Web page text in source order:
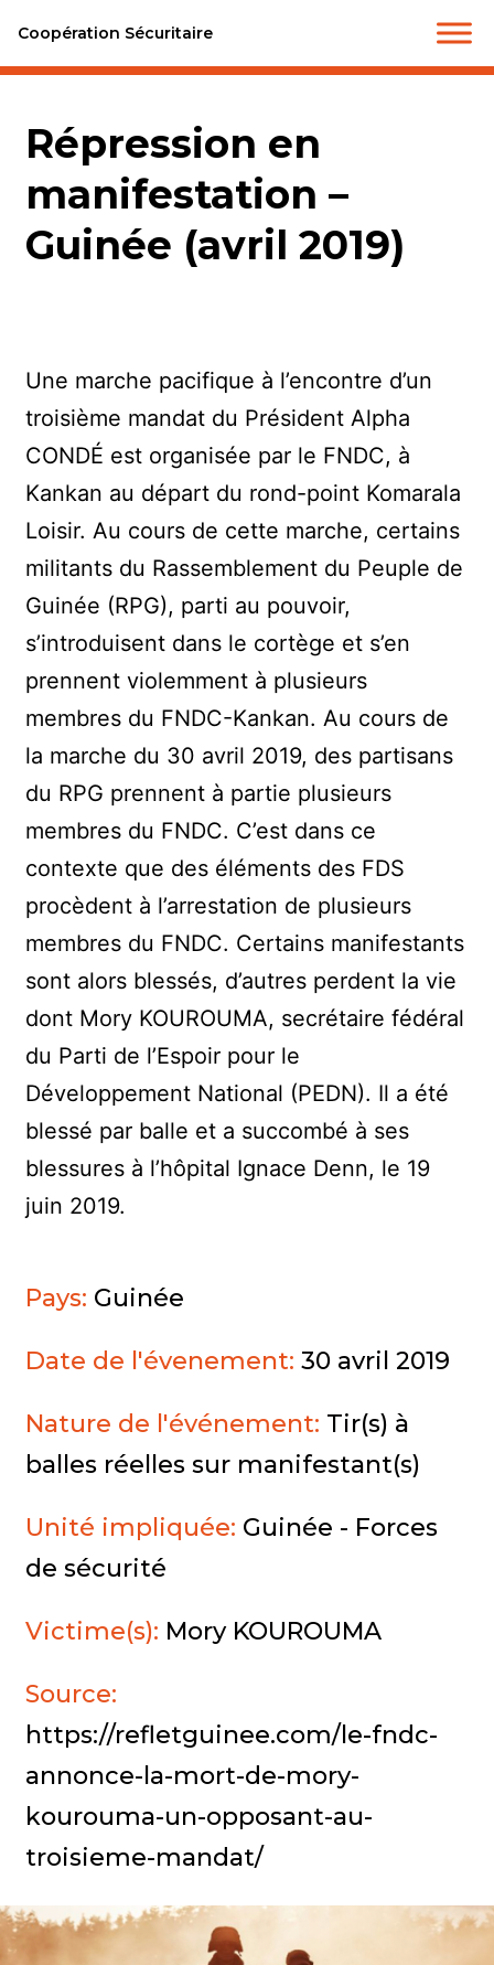
Coopération Sécuritaire
Répression en
manifestation –
Guinée (avril 2019)
Une marche pacifique à l’encontre d’un
troisième mandat du Président Alpha
CONDÉ est organisée par le FNDC, à
Kankan au départ du rond-point Komarala
Loisir. Au cours de cette marche, certains
militants du Rassemblement du Peuple de
Guinée (RPG), parti au pouvoir,
s’introduisent dans le cortège et s’en
prennent violemment à plusieurs
membres du FNDC-Kankan. Au cours de
la marche du 30 avril 2019, des partisans
du RPG prennent à partie plusieurs
membres du FNDC. C’est dans ce
contexte que des éléments des FDS
procèdent à l’arrestation de plusieurs
membres du FNDC. Certains manifestants
sont alors blessés, d’autres perdent la vie
dont Mory KOUROUMA, secrétaire fédéral
du Parti de l’Espoir pour le
Développement National (PEDN). Il a été
blessé par balle et a succombé à ses
blessures à l’hôpital Ignace Denn, le 19
juin 2019.
Pays: Guinée
Date de l'évenement:30 avril 2019
Nature de l'événement: Tir(s) à
balles réelles sur manifestant(s)
Unité impliquée: Guinée - Forces
de sécurité
Victime(s): Mory KOUROUMA
Source:
https://refletguinee.com/le-fndc-
annonce-la-mort-de-mory-
kourouma-un-opposant-au-
troisieme-mandat/